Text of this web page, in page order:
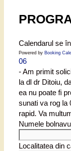
Calendarul se
Powered by Booking
06
- Am primit
la dl dr Ditoiu,
ea nu poate fi
sunati va rog la
rapid. Va
Numele
Localitatea din